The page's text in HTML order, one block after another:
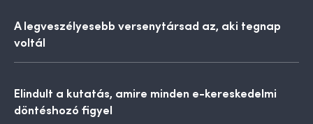
A legveszélyesebb versenytársad az, aki tegnap
voltál
Elindult a kutatás, amire minden e-kereskedelmi
döntéshozó figyel